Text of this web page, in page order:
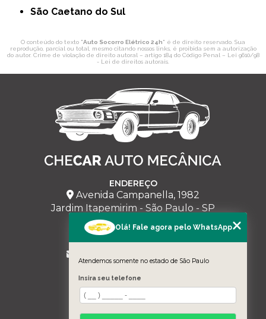
São Caetano do Sul
O conteúdo do texto "Auto Socorro Elétrico 24h" é de direito reservado. Sua
reprodução, parcial ou total, mesmo citando nossos links, é proibida sem a autorização
do autor. Crime de violação de direito autoral – artigo 184 do Código Penal – Lei 9610/98
- Lei de direitos autorais
ENDEREÇO
Avenida Campanella, 1982
Jardim Itapemirim - São Paulo - SP
CHECAR
(11) 95228-5543
MENU
HOME
SOBRE NÓS
SERVIÇOS
Olá! Fale agora pelo WhatsApp
Atendemos somente no estado de São Paulo
Insira seu telefone